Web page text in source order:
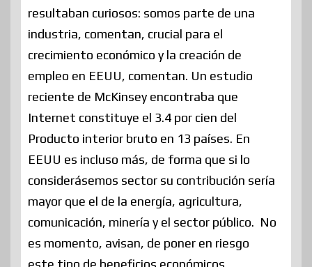
resultaban curiosos: somos parte de una
industria, comentan, crucial para el
crecimiento económico y la creación de
empleo en EEUU, comentan. Un estudio
reciente de McKinsey encontraba que
Internet constituye el 3.4 por cien del
Producto interior bruto en 13 países. En
EEUU es incluso más, de forma que si lo
considerásemos sector su contribución sería
mayor que el de la energía, agricultura,
comunicación, minería y el sector público. No
es momento, avisan, de poner en riesgo
este tipo de beneficios económicos.